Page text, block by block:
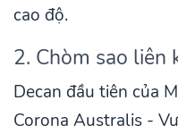
cao độ.
2. Chòm sao liên
Decan đầu tiên của
Corona Australis -